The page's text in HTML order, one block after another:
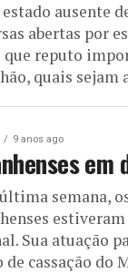
ausente
abertas por
que reputo
quais sejam
9 anos ago
em
semana,
Sua atuação
de cassação do